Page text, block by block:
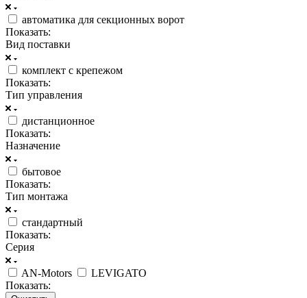
автоматика для секционных ворот
Показать:
Вид поставки
комплект с крепежом
Показать:
Тип управления
дистанционное
Показать:
Назначение
бытовое
Показать:
Тип монтажа
стандартный
Показать:
Серия
AN-Motors
LEVIGATO
Показать: